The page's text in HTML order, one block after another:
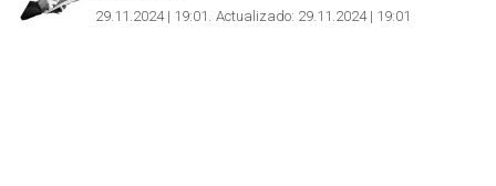
29.11.2024 | 19:01 Actualizado: 29.11.2024 | 19:01